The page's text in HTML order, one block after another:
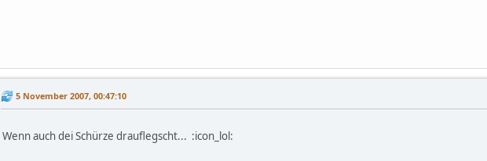
5 November 2007, 00:47:10
Wenn auch dei Schürze drauflegscht... :icon_lol: